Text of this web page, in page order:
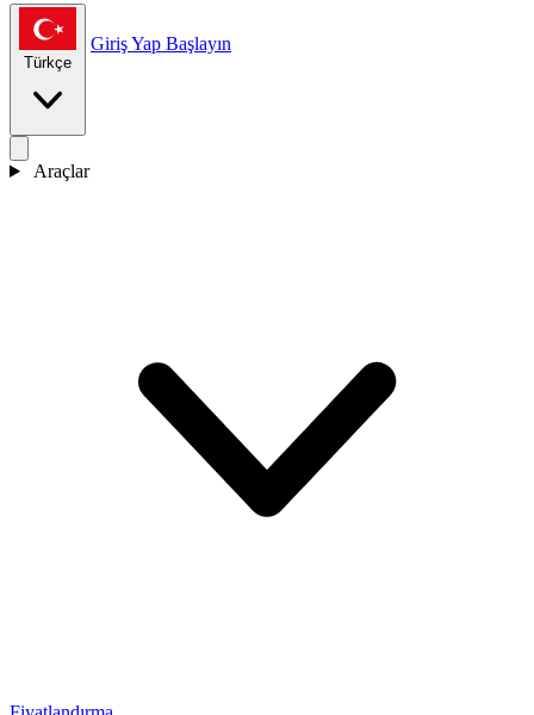
Türkçe
Giriş Yap Başlayın
Araçlar